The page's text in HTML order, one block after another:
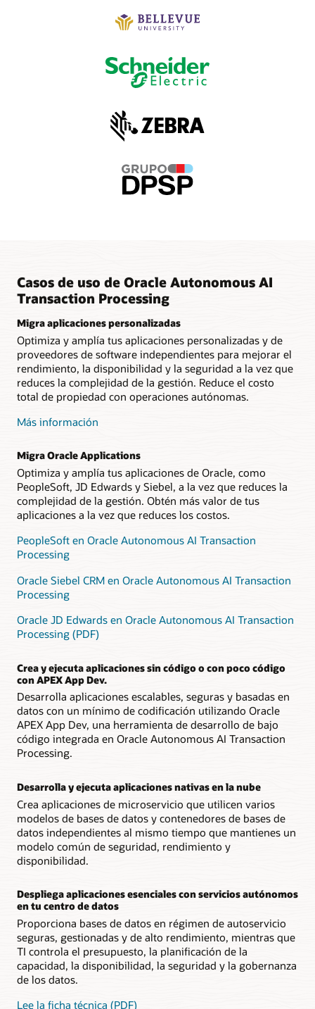
Casos de uso de Oracle Autonomous AI
Transaction Processing
Migra aplicaciones personalizadas
Optimiza y amplía tus aplicaciones personalizadas y de
proveedores de software independientes para mejorar el
rendimiento, la disponibilidad y la seguridad a la vez que
reduces la complejidad de la gestión. Reduce el costo
total de propiedad con operaciones autónomas.
Más información
Migra Oracle Applications
Optimiza y amplía tus aplicaciones de Oracle, como
PeopleSoft, JD Edwards y Siebel, a la vez que reduces la
complejidad de la gestión. Obtén más valor de tus
aplicaciones a la vez que reduces los costos.
PeopleSoft en Oracle Autonomous AI Transaction
Processing
Oracle Siebel CRM en Oracle Autonomous AI Transaction
Processing
Oracle JD Edwards en Oracle Autonomous AI Transaction
Processing (PDF)
Crea y ejecuta aplicaciones sin código o con poco código
con APEX App Dev.
Desarrolla aplicaciones escalables, seguras y basadas en
datos con un mínimo de codificación utilizando Oracle
APEX App Dev, una herramienta de desarrollo de bajo
código integrada en Oracle Autonomous AI Transaction
Processing.
Desarrolla y ejecuta aplicaciones nativas en la nube
Crea aplicaciones de microservicio que utilicen varios
modelos de bases de datos y contenedores de bases de
datos independientes al mismo tiempo que mantienes un
modelo común de seguridad, rendimiento y
disponibilidad.
Despliega aplicaciones esenciales con servicios autónomos
en tu centro de datos
Proporciona bases de datos en régimen de autoservicio
seguras, gestionadas y de alto rendimiento, mientras que
TI controla el presupuesto, la planificación de la
capacidad, la disponibilidad, la seguridad y la gobernanza
de los datos.
Lee la ficha técnica (PDF)